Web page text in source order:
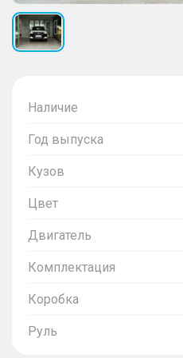
Наличие
Год выпуска
Кузов
Цвет
Двигатель
Комплектация
Коробка
Руль